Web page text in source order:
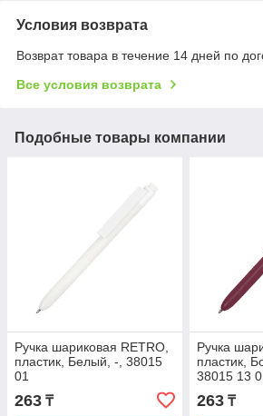
Условия возврата
Возврат товара в течение 14 дней по
Все условия возврата
Подобные товары компании
Ручка шариковая RETRO,
пластик, Белый, -, 38015
01
263 ₸
Ручка
пластик,
38015 13
263₸